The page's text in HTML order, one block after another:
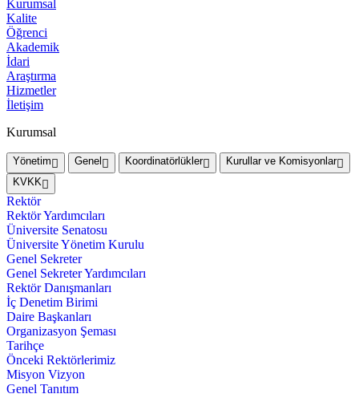
Kurumsal
Kalite
Öğrenci
Akademik
İdari
Araştırma
Hizmetler
İletişim
Kurumsal
Yönetim Genel Koordinatörlükler
Kurullar ve Komisyonlar
KVKK
Rektör
Rektör Yardımcıları
Üniversite Senatosu
Üniversite Yönetim Kurulu
Genel Sekreter
Genel Sekreter Yardımcıları
Rektör Danışmanları
İç Denetim Birimi
Daire Başkanları
Organizasyon Şeması
Tarihçe
Önceki Rektörlerimiz
Misyon Vizyon
Genel Tanıtım